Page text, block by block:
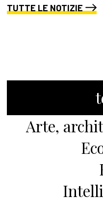
TUTTE LE NOTIZIE
Arte,